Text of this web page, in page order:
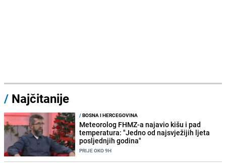
/ Najčitanije
/BOSNA I HERCEGOVINA
Meteorolog FHMZ-a najavio kišu i pad
temperatura: "Jedno od najsvježijih ljeta
posljednjih godina"
PRIJE OKO 9H